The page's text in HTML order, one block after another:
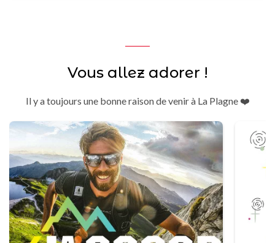
Vous allez adorer !
Il y a toujours une bonne raison de venir à La Plagne ❤️